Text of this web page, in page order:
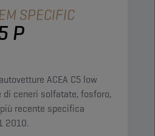
SPECIFIC
P
ACEA C5 low
di ceneri solfatate, fosforo,
recente specifica
2010.